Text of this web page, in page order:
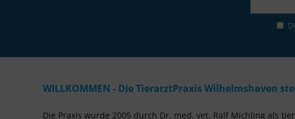
WILLKOMMEN - Die TierarztPraxis Wilhelmshaven
Die Praxis wurde 2005 durch Dr. med. vet. Ralf Michling als